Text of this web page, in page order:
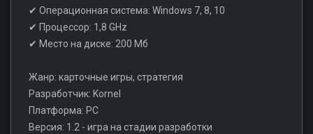
✔ Операционная система: Windows 7, 8, 10
✔ Процессор: 1,8 GHz
✔ Место на диске: 200 Мб
Жанр: карточные игры, стратегия
Разработчик: Kornel
Платформа: PC
Версия: 1.2 - игра на стадии разработки